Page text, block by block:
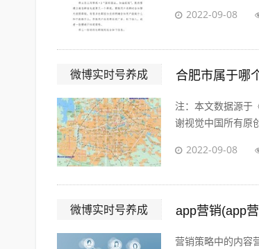
2022-09-08
微博实时号养成 合肥市属于哪
注：本文数据源于
谢视觉中国所有原
2022-09-08
微博实时号养成 app营销(app
营销策略中的内容